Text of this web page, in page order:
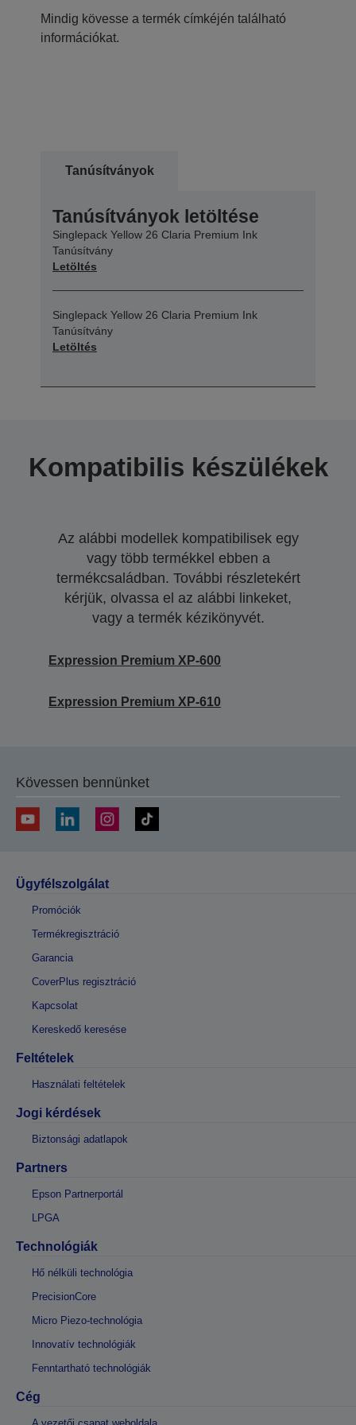
Mindig kövesse a termék címkéjén található
információkat.
Tanúsítványok
Tanúsítványok letöltése
Singlepack Yellow 26 Claria Premium Ink
Tanúsítvány
Letöltés
Singlepack Yellow 26 Claria Premium Ink
Tanúsítvány
Letöltés
Kompatibilis készülékek
Az alábbi modellek kompatibilisek egy
vagy több termékkel ebben a
termékcsaládban. További részletekért
kérjük, olvassa el az alábbi linkeket,
vagy a termék kézikönyvét.
Expression Premium XP-600
Expression Premium XP-610
Kövessen bennünket
Ügyfélszolgálat
Promóciók
Termékregisztráció
Garancia
CoverPlus regisztráció
Kapcsolat
Kereskedő keresése
Feltételek
Használati feltételek
Jogi kérdések
Biztonsági adatlapok
Partners
Epson Partnerportál
LPGA
Technológiák
Hő nélküli technológia
PrecisionCore
Micro Piezo-technológia
Innovatív technológiák
Fenntartható technológiák
Cég